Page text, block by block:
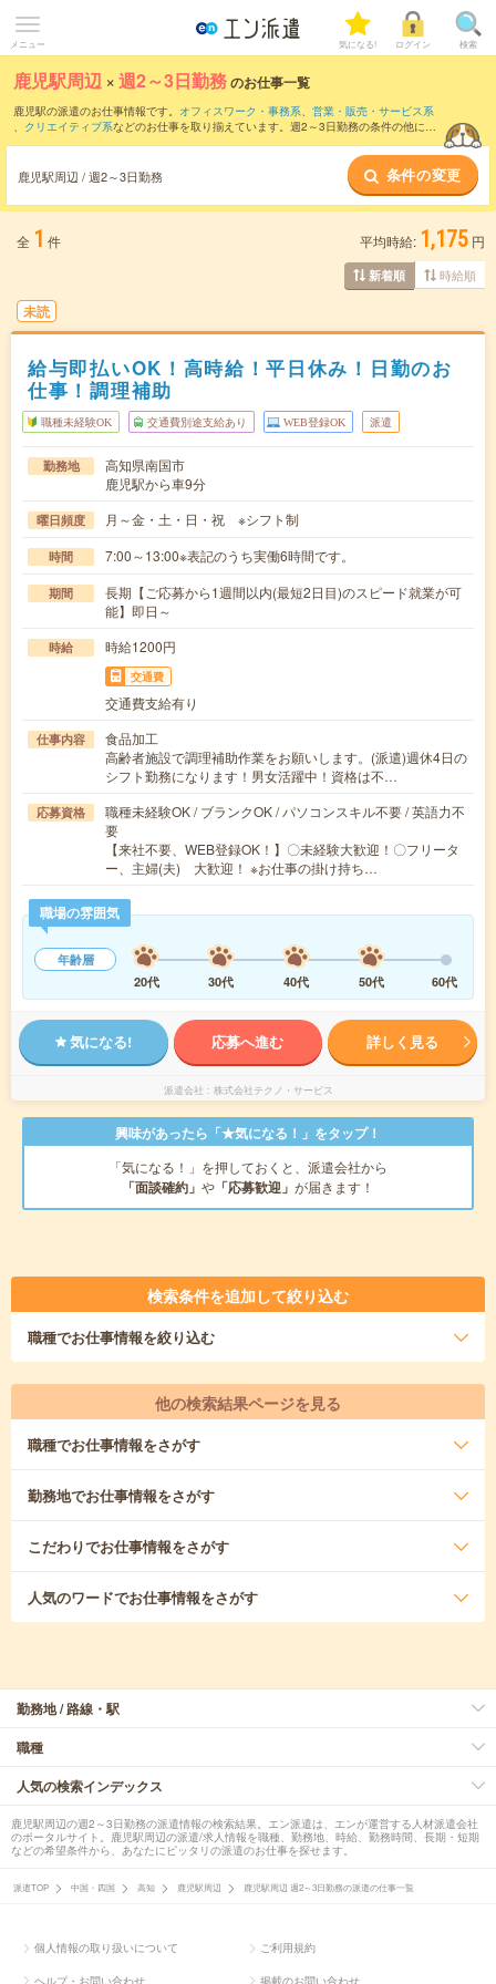
メニュー 気になる! ログイン 検索
鹿児駅周辺 ×週2～3日勤務のお仕事一覧
鹿児駅の派遣のお仕事情報です。 オフィスワーク・事務系、 営業・販売・サービス系
、 クリエイティブ系などのお仕事を取り揃えています。週2～3日勤務の条件の他に、
鹿児駅周辺 / 週2～3日勤務 条件の変更
全 1 件 平均時給: 1,175 円
新着順 時給順
未読
給与即払いOK！高時給！平日休み！日勤のお
仕事！調理補助
職種未経験OK 交通費別途支給あり WEB登録OK 派遣
勤務地
高知県南国市
鹿児駅から車9分
曜日頻度 月～金・土・日・祝 ※シフト制
時間 7:00～13:00※表記のうち実働6時間です。
期間
長期【ご応募から1週間以内(最短2日目)のスピード就業が可
能】即日～
時給 時給1200円
交通費
交通費支給有り
仕事内容
食品加工
高齢者施設で調理補助作業をお願いします。(派遣)週休4日の
シフト勤務になります！男女活躍中！資格は不…
応募資格
職種未経験OK / ブランクOK / パソコンスキル不要 / 英語力不
要
【来社不要、WEB登録OK！】〇未経験大歓迎！〇フリータ
ー、主婦(夫) 大歓迎！ ※お仕事の掛け持ち…
職場の雰囲気
年齢層
20代
30代 40代 50代 60代
気になる! 応募へ進む 詳しく見る
派遣会社 株式会社テクノ・サービス
興味があったら「★気になる！」をタップ！
「気になる！」を押しておくと、派遣会社から
「面談確約」 や 「応募歓迎」 が届きます！
検索条件を追加して絞り込む
職種でお仕事情報を絞り込む
他の検索結果ページを見る
職種でお仕事情報をさがす
勤務地でお仕事情報をさがす
こだわりでお仕事情報をさがす
人気のワードでお仕事情報をさがす
勤務地 / 路線・駅
職種
人気の検索インデックス
鹿児駅周辺の週2～3日勤務の派遣情報の検索結果。エン派遣は、エンが運営する人材派遣会社
のポータルサイト。鹿児駅周辺の派遣/求人情報を職種、勤務地、時給、勤務時間、長期・短期
などの希望条件から、あなたにピッタリの派遣のお仕事を探せます。
派遣TOP 中国・四国 高知 鹿児駅周辺 鹿児駅周辺 週2～3日勤務の派遣の仕事一覧
個人情報の取り扱いについて ご利用規約
ヘルプ・お問い合わせ 掲載のお問い合わせ